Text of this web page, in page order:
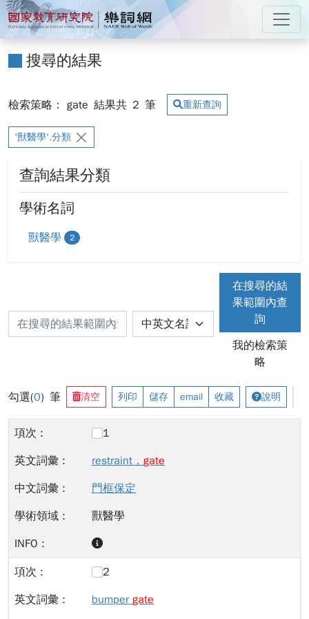
跳到主要內容
:::
國家教育研究院 樂詞網
搜尋的結果
檢索策略： gate 結果共 2 筆 重新查詢
'獸醫學'.分類
查詢結果分類
學術名詞
獸醫學 2
在搜尋的結
果範圍內查
詢
我的檢索策
略
勾選(0) 筆 清空 列印 儲存 email 收藏 說明
1
restraint， gate
門框保定
獸醫學
2
bumper gate